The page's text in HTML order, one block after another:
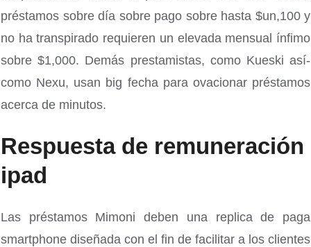
préstamos sobre día sobre pago sobre hasta $un,100 y
no ha transpirado requieren un elevada mensual ínfimo
sobre $1,000. Demás prestamistas, como Kueski así­
como Nexu, usan big fecha para ovacionar préstamos
acerca de minutos.
Respuesta de remuneración
ipad
Las préstamos Mimoni deben una replica de paga
smartphone diseñada con el fin de facilitar a los clientes